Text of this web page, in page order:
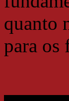
quanto
para os